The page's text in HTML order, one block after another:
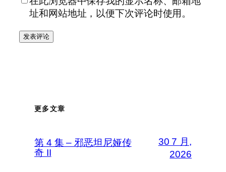
址和网站地址，以便下次评论时使用。
更多文章
第 4 集 – 邪恶坦尼娅传
奇 II
30 7 月,
2026